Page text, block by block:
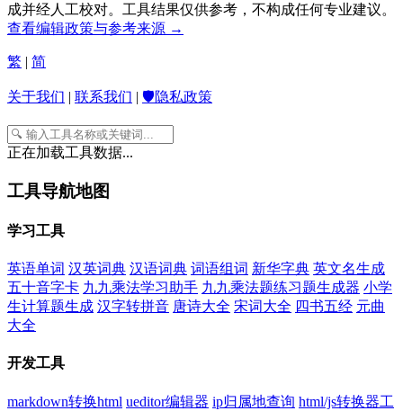
成并经人工校对。工具结果仅供参考，不构成任何专业建议。
查看编辑政策与参考来源 →
繁 | 简
关于我们 | 联系我们 | 🛡️隐私政策
正在加载工具数据...
工具导航地图
学习工具
英语单词 汉英词典 汉语词典 词语组词 新华字典 英文名生成
五十音字卡 九九乘法学习助手 九九乘法题练习题生成器 小学
生计算题生成 汉字转拼音 唐诗大全 宋词大全 四书五经 元曲
大全
开发工具
markdown转换html ueditor编辑器 ip归属地查询 html/js转换器工